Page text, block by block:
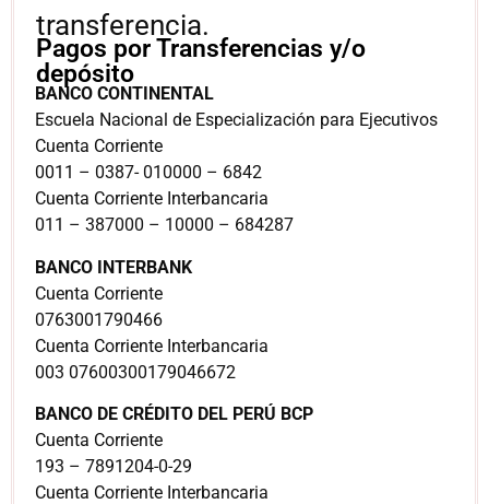
transferencia.
BANCO CONTINENTAL
Escuela Nacional de Especialización para Ejecutivos
Cuenta Corriente
0011 – 0387- 010000 – 6842
Cuenta Corriente Interbancaria
011 – 387000 – 10000 – 684287
BANCO INTERBANK
Cuenta Corriente
0763001790466
Cuenta Corriente Interbancaria
003 07600300179046672
BANCO DE CRÉDITO DEL PERÚ BCP
Cuenta Corriente
193 – 7891204-0-29
Cuenta Corriente Interbancaria
Pagos por Transferencias y/o
depósito